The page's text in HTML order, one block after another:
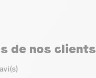
de nos clients